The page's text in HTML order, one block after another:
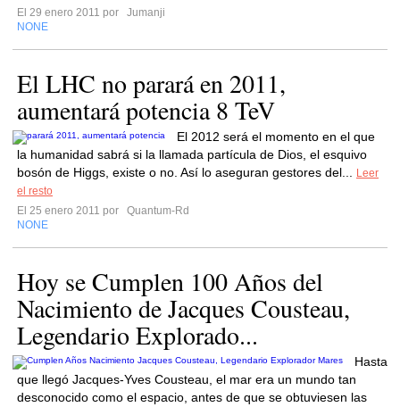
El 29 enero 2011 por
Jumanji
NONE
El LHC no parará en 2011,
aumentará potencia 8 TeV
El 2012 será el momento en el que
la humanidad sabrá si la llamada partícula de Dios, el esquivo
bosón de Higgs, existe o no. Así lo aseguran gestores del...
Leer
el resto
El 25 enero 2011 por
Quantum-Rd
NONE
Hoy se Cumplen 100 Años del
Nacimiento de Jacques Cousteau,
Legendario Explorado...
Hasta
que llegó Jacques-Yves Cousteau, el mar era un mundo tan
desconocido como el espacio, antes de que se obtuviesen las